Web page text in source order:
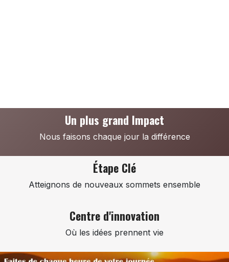
Un plus grand Impact
Nous faisons chaque jour la différence
Étape Clé
Atteignons de nouveaux sommets ensemble
Centre d'innovation
Où les idées prennent vie